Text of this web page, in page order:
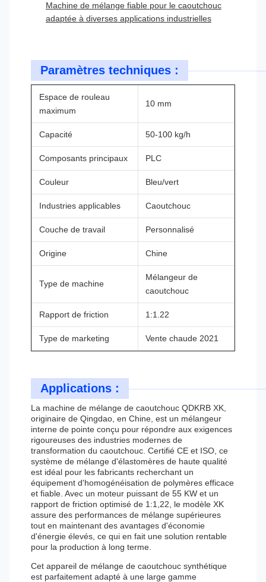
Machine de mélange fiable pour le caoutchouc
adaptée à diverses applications industrielles
Paramètres techniques :
Espace de rouleau
maximum
10 mm
Capacité 50-100 kg/h
Composants principaux PLC
Couleur Bleu/vert
Industries applicables Caoutchouc
Couche de travail Personnalisé
Origine Chine
Type de machine
Mélangeur de
caoutchouc
Rapport de friction 1:1.22
Type de marketing Vente chaude 2021
Applications :
La machine de mélange de caoutchouc QDKRB XK,
originaire de Qingdao, en Chine, est un mélangeur
interne de pointe conçu pour répondre aux exigences
rigoureuses des industries modernes de
transformation du caoutchouc. Certifié CE et ISO, ce
système de mélange d'élastomères de haute qualité
est idéal pour les fabricants recherchant un
équipement d'homogénéisation de polymères efficace
et fiable. Avec un moteur puissant de 55 KW et un
rapport de friction optimisé de 1:1,22, le modèle XK
assure des performances de mélange supérieures
tout en maintenant des avantages d'économie
d'énergie élevés, ce qui en fait une solution rentable
pour la production à long terme.
Cet appareil de mélange de caoutchouc synthétique
est parfaitement adapté à une large gamme